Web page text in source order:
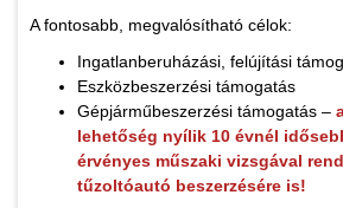
A fontosabb, megvalósítható célok:
Ingatlanberuházási, felújítási
Eszközbeszerzési támogatás
Gépjárműbeszerzési támogatás –
lehetőség nyílik 10 évnél
érvényes műszaki vizsgával
tűzoltóautó beszerzésére is!